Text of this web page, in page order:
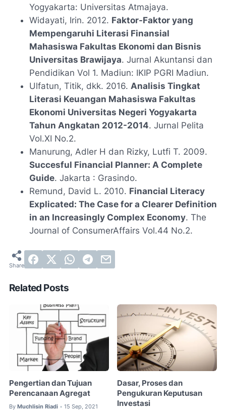
Yogyakarta: Universitas Atmajaya.
Widayati, Irin. 2012. Faktor-Faktor yang
Mempengaruhi Literasi Finansial
Mahasiswa Fakultas Ekonomi dan Bisnis
Universitas Brawijaya. Jurnal Akuntansi dan
Pendidikan Vol 1. Madiun: IKIP PGRI Madiun.
Ulfatun, Titik, dkk. 2016. Analisis Tingkat
Literasi Keuangan Mahasiswa Fakultas
Ekonomi Universitas Negeri Yogyakarta
Tahun Angkatan 2012-2014. Jurnal Pelita
Vol.XI No.2.
Manurung, Adler H dan Rizky, Lutfi T. 2009.
Succesful Financial Planner: A Complete
Guide. Jakarta : Grasindo.
Remund, David L. 2010. Financial Literacy
Explicated: The Case for a Clearer Definition
in an Increasingly Complex Economy. The
Journal of ConsumerAffairs Vol.44 No.2.
Related Posts
Pengertian dan Tujuan
Perencanaan Agregat
By Muchlisin Riadi • 15 Sep, 2021
Dasar, Proses dan
Pengukuran Keputusan
Investasi